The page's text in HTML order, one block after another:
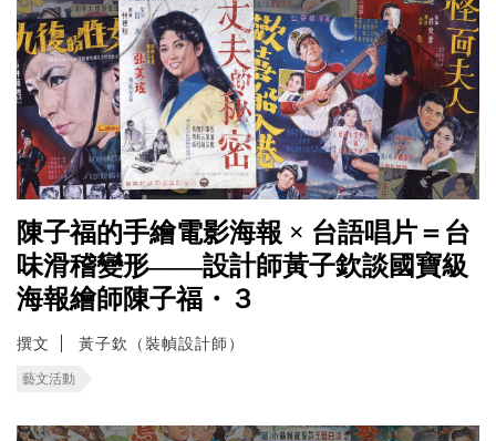
陳子福的手繪電影海報 × 台語唱片＝台
味滑稽變形——設計師黃子欽談國寶級
海報繪師陳子福・３
撰文 黃子欽（裝幀設計師）
藝文活動